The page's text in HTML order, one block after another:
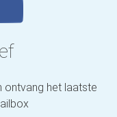
ontvang het laatste